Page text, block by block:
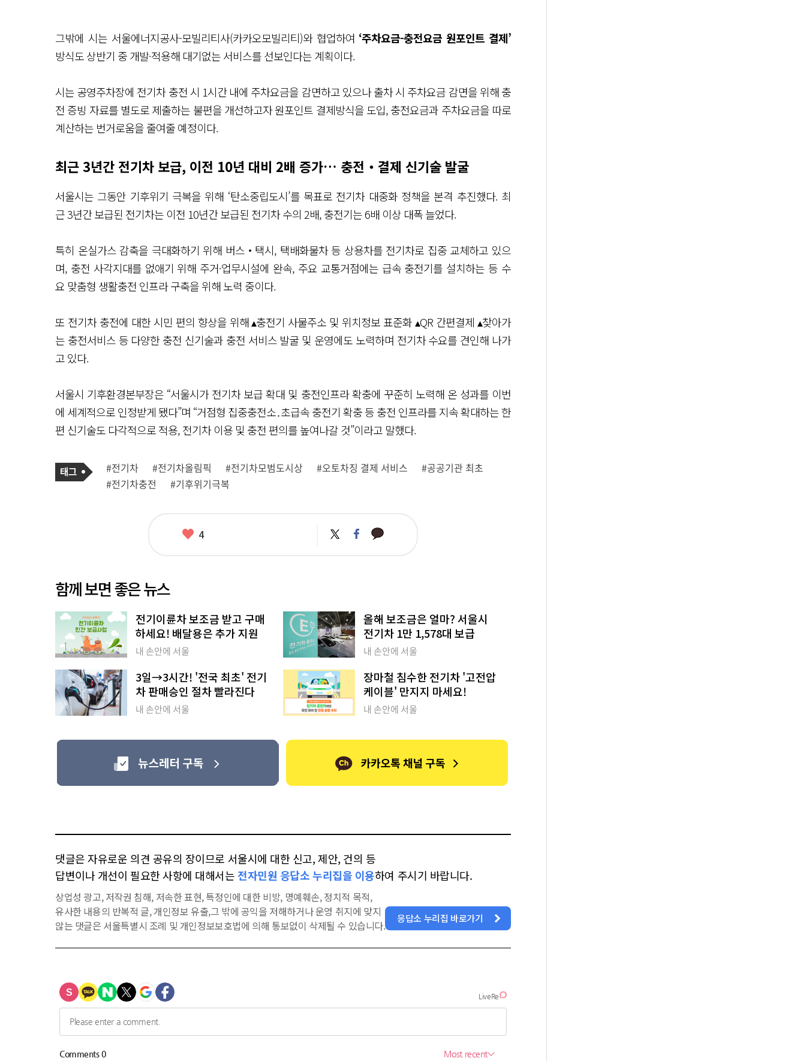
그밖에 시는 서울에너지공사-모빌리티사(카카오모빌리티)와 협업하여 ‘주차요금-충전요금 원포인트 결제’
방식도 상반기 중 개발·적용해 대기없는 서비스를 선보인다는 계획이다.
시는 공영주차장에 전기차 충전 시 1시간 내에 주차요금을 감면하고 있으나 출차 시 주차요금 감면을 위해 충
전 증빙 자료를 별도로 제출하는 불편을 개선하고자 원포인트 결제방식을 도입, 충전요금과 주차요금을 따로
계산하는 번거로움을 줄여줄 예정이다.
최근 3년간 전기차 보급, 이전 10년 대비 2배 증가… 충전‧결제 신기술 발굴
서울시는 그동안 기후위기 극복을 위해 ‘탄소중립도시’를 목표로 전기차 대중화 정책을 본격 추진했다. 최
근 3년간 보급된 전기차는 이전 10년간 보급된 전기차 수의 2배, 충전기는 6배 이상 대폭 늘었다.
특히 온실가스 감축을 극대화하기 위해 버스‧택시, 택배화물차 등 상용차를 전기차로 집중 교체하고 있으
며, 충전 사각지대를 없애기 위해 주거·업무시설에 완속, 주요 교통거점에는 급속 충전기를 설치하는 등 수
요 맞춤형 생활충전 인프라 구축을 위해 노력 중이다.
또 전기차 충전에 대한 시민 편의 향상을 위해 ▴충전기 사물주소 및 위치정보 표준화 ▴QR 간편결제 ▴찾아가
는 충전서비스 등 다양한 충전 신기술과 충전 서비스 발굴 및 운영에도 노력하며 전기차 수요를 견인해 나가
고 있다.
서울시 기후환경본부장은 “서울시가 전기차 보급 확대 및 충전인프라 확충에 꾸준히 노력해 온 성과를 이번
에 세계적으로 인정받게 됐다”며 “거점형 집중충전소․초급속 충전기 확충 등 충전 인프라를 지속 확대하는 한
편 신기술도 다각적으로 적용, 전기차 이용 및 충전 편의를 높여나갈 것”이라고 말했다.
사
관
련
태
그
#전기차 #전기차올림픽 #전기차모범도시상 #오토차징 결제 서비스
#공공기관 최초
#전기차충전
#기후위기극복
좋
4 트
위
페
이
카
카
함께 보면 좋은 뉴스
전기이륜차 보조금 받고 구매
하세요! 배달용은 추가 지원
내 손안에 서울
올해 보조금은 얼마? 서울시
전기차 1만 1,578대 보급
내 손안에 서울
3일→3시간! '전국 최초' 전기
차 판매승인 절차 빨라진다
내 손안에 서울
장마철 침수한 전기차 '고전압
케이블' 만지지 마세요!
내 손안에 서울
댓글은 자유로운 의견 공유의 장이므로 서울시에 대한 신고, 제안, 건의 등
답변이나 개선이 필요한 사항에 대해서는 전자민원 응답소 누리집을 이용하여 주시기 바랍니다.
상업성 광고, 저작권 침해, 저속한 표현, 특정인에 대한 비방, 명예훼손, 정치적 목적,
유사한 내용의 반복적 글, 개인정보 유출,그 밖에 공익을 저해하거나 운영 취지에 맞지
않는 댓글은 서울특별시 조례 및 개인정보보호법에 의해 통보없이 삭제될 수 있습니다.
응답소 누리집 바로가기